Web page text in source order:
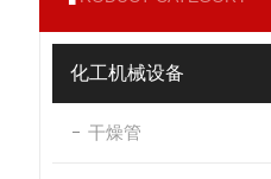
化工机械设备
干燥管